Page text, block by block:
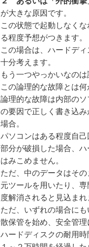
が大きな原因です。
この状態で起動しなく
る程度予想がつきます。
この場合は、ハードデ
十分考えます。
もう一つやっかいなの
この論理的な故障とは何
論理的な故障は内部の
の要因で正しく書き込
場合。
パソコンはある程度自
部分が破損した場合、
はみこめません。
ただ、中のデータはそ
元ツールを用いたり、
度解消されると見込まれ
ただ、いずれの場合に
散保管を始め、安全管理
ハードディスクの耐用